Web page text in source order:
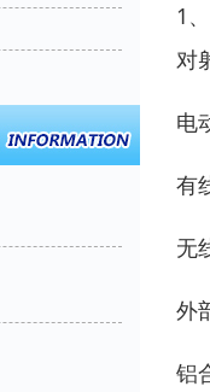
1
对
电
有
无
外
铝